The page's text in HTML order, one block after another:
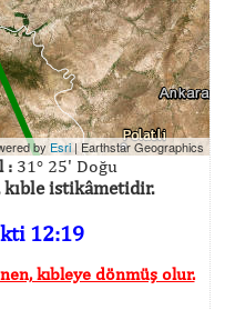
byEsri| Earthstar Geographics
: 31° 25' Doğu
istikâmetidir.
12:19
kıbleye dönmüş olur.